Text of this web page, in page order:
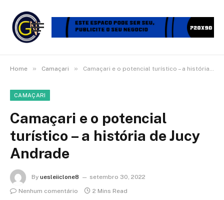
Home » Camaçari » Camaçari e o potencial turístico – a história de Jucy Andrade
CAMAÇARI
Camaçari e o potencial
turístico – a história de Jucy
Andrade
By uesleiiclone8
setembro 30, 2022
Nenhum comentário
2 Mins Read